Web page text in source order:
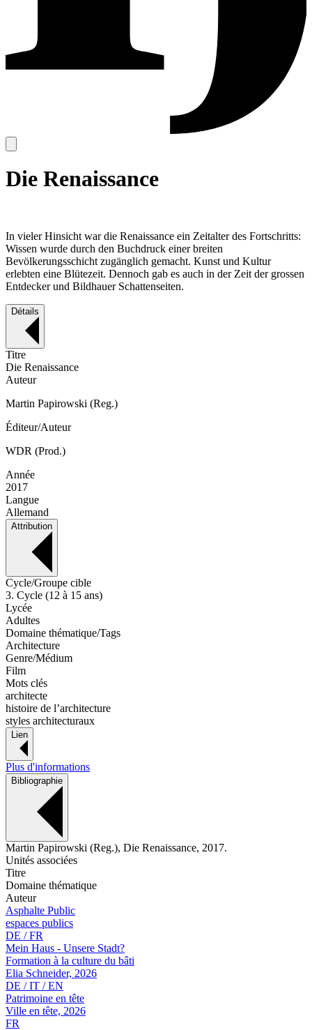
Die Renaissance
In vieler Hinsicht war die Renaissance ein Zeitalter des Fortschritts:
Wissen wurde durch den Buchdruck einer breiten
Bevölkerungsschicht zugänglich gemacht. Kunst und Kultur
erlebten eine Blütezeit. Dennoch gab es auch in der Zeit der grossen
Entdecker und Bildhauer Schattenseiten.
Détails
Titre
Die Renaissance
Auteur
Martin Papirowski (Reg.)
Éditeur/Auteur
WDR (Prod.)
Année
2017
Langue
Allemand
Attribution
Cycle/Groupe cible
3. Cycle (12 à 15 ans)
Lycée
Adultes
Domaine thématique/Tags
Architecture
Genre/Médium
Film
Mots clés
architecte
histoire de l’architecture
styles architecturaux
Lien
Plus d'informations
Bibliographie
Martin Papirowski (Reg.), Die Renaissance, 2017.
Unités associées
Titre
Domaine thématique
Auteur
Asphalte Public
espaces publics
DE / FR
Mein Haus - Unsere Stadt?
Formation à la culture du bâti
Elia Schneider, 2026
DE / IT / EN
Patrimoine en tête
Ville en tête, 2026
FR